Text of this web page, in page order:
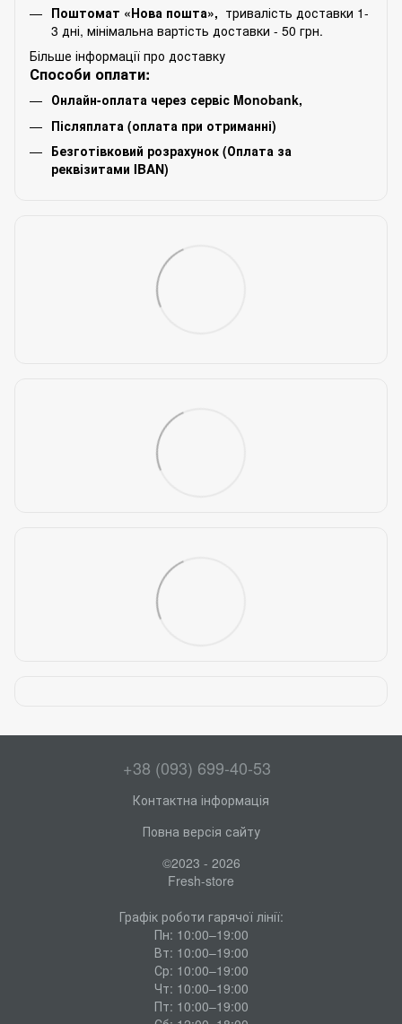
Поштомат «Нова пошта», тривалість доставки 1-
3 дні, мінімальна вартість доставки - 50 грн.
Більше інформації про доставку
Способи оплати:
Онлайн-оплата через сервіс Monobank,
Післяплата (оплата при отриманні)
Безготівковий розрахунок (Оплата за
реквізитами IBAN)
+38 (093) 699-40-53
Контактна інформація
Повна версія сайту
©2023 - 2026
Fresh-store
Графік роботи гарячої лінії:
Пн: 10:00–19:00
Вт: 10:00–19:00
Ср: 10:00–19:00
Чт: 10:00–19:00
Пт: 10:00–19:00